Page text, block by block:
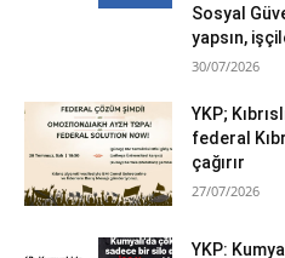
Sosyal
yapsın,
30/07/2026
YKP;
federal
çağırır
27/07/2026
YKP: